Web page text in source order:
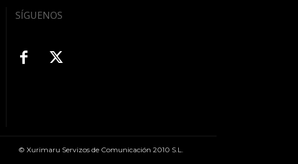
SÍGUENOS
© Xurimaru Servizos de Comunicación 2010 S.L.